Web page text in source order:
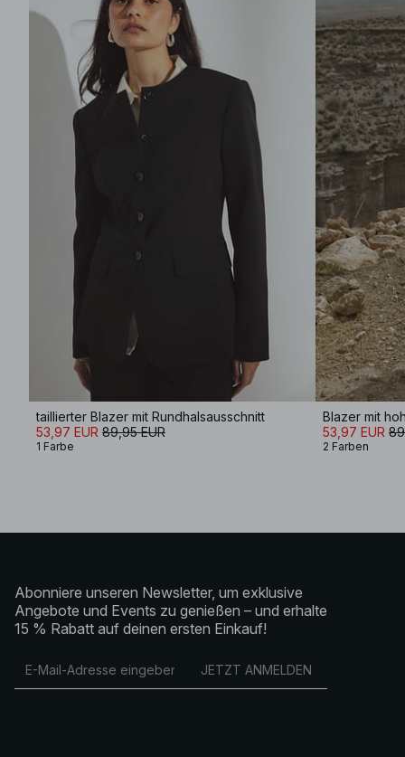
taillierter Blazer mit Rundhalsausschnitt
53,97 EUR 89,95 EUR
1 Farbe
Blazer mit
53,97 EUR
2 Farben
Abonniere unseren Newsletter, um exklusive
Angebote und Events zu genießen – und erhalte
15 % Rabatt auf deinen ersten Einkauf!
JETZT ANMELDEN